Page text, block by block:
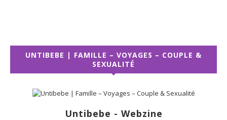
UNTIBEBE | FAMILLE – VOYAGES – COUPLE &
SEXUALITÉ
Untibebe - Webzine